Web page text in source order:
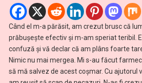
Când el m-a părăsit, am crezut brusc că
prăbuşeşte efectiv și m-am speriat teribil.
confuză şi vă declar că am plâns foarte
Nimic nu mai mergea. Mi s-au făcut
să mă salvez de acest coșmar. Cu ajutorul